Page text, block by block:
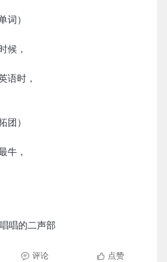
词）
候，
语时，
团）
牛，
唱的二声部
评论 点赞